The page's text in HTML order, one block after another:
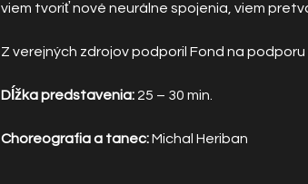
viem tvoriť nové neurálne spojenia, viem
Z verejných zdrojov podporil Fond na podporu
Dĺžka predstavenia: 25 – 30 min.
Choreografia a tanec: Michal Heriban